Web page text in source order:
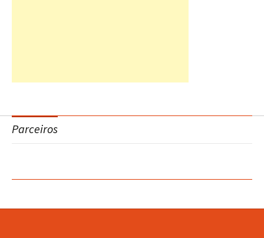
Parceiros